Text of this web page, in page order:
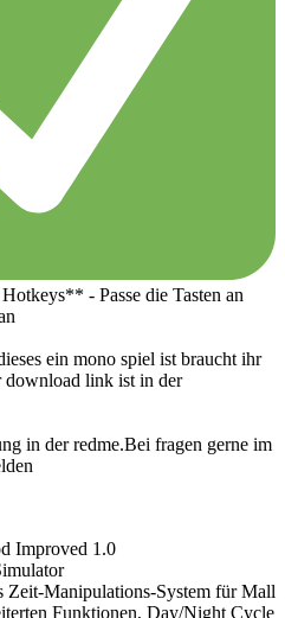
- Passe die Tasten an
ein mono spiel ist braucht ihr
download link ist in der
in der redme.Bei fragen gerne im
Improved 1.0
Zeit-Manipulations-System für Mall
Funktionen, Day/Night Cycle